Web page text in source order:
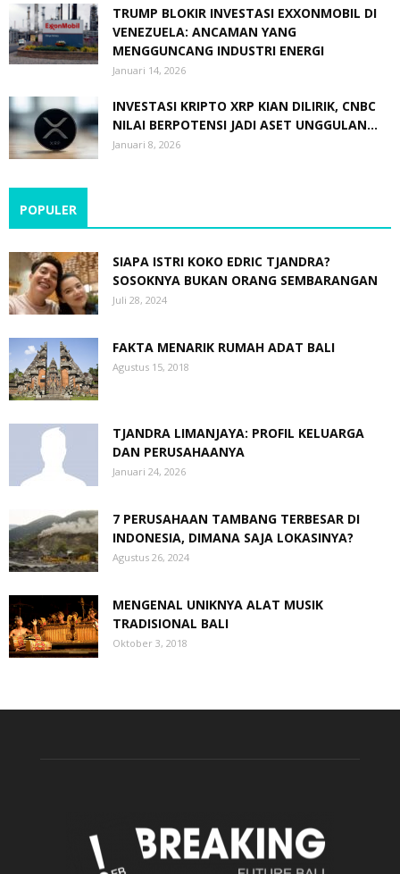
TRUMP BLOKIR INVESTASI EXXONMOBIL DI
VENEZUELA: ANCAMAN YANG
MENGGUNCANG INDUSTRI ENERGI
Januari 14, 2026
INVESTASI KRIPTO XRP KIAN DILIRIK, CNBC
NILAI BERPOTENSI JADI ASET UNGGULAN...
Januari 8, 2026
POPULER
SIAPA ISTRI KOKO EDRIC TJANDRA?
SOSOKNYA BUKAN ORANG SEMBARANGAN
Juli 28, 2024
FAKTA MENARIK RUMAH ADAT BALI
Agustus 15, 2018
TJANDRA LIMANJAYA: PROFIL KELUARGA
DAN PERUSAHAANYA
Januari 24, 2026
7 PERUSAHAAN TAMBANG TERBESAR DI
INDONESIA, DIMANA SAJA LOKASINYA?
Agustus 26, 2024
MENGENAL UNIKNYA ALAT MUSIK
TRADISIONAL BALI
Oktober 3, 2018